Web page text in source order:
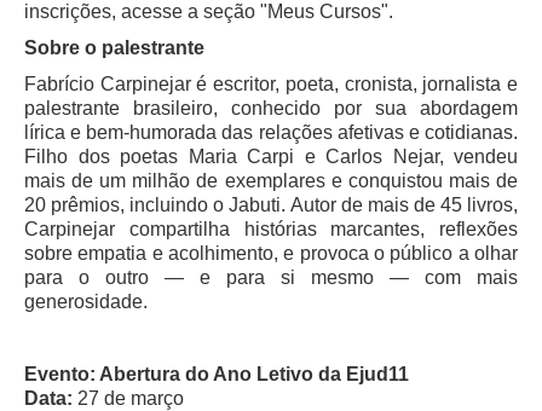
inscrições, acesse a seção "Meus Cursos".
Sobre o palestrante
Fabrício Carpinejar é escritor, poeta, cronista, jornalista e
palestrante brasileiro, conhecido por sua abordagem
lírica e bem-humorada das relações afetivas e cotidianas.
Filho dos poetas Maria Carpi e Carlos Nejar, vendeu
mais de um milhão de exemplares e conquistou mais de
20 prêmios, incluindo o Jabuti. Autor de mais de 45 livros,
Carpinejar compartilha histórias marcantes, reflexões
sobre empatia e acolhimento, e provoca o público a olhar
para o outro — e para si mesmo — com mais
generosidade.
Evento: Abertura do Ano Letivo da Ejud11
Data: 27 de março